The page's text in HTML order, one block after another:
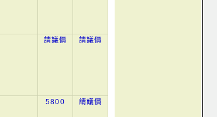
請議價 請議價
5800 請議價